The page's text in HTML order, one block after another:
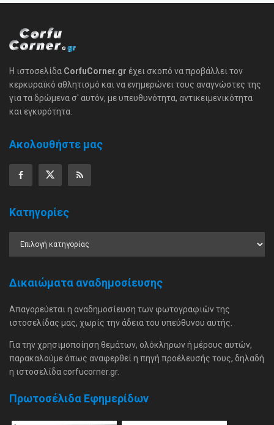
Η ιστοσελίδα CorfuCorner.gr έχει σκοπό να προβάλλει τον
κερκυραϊκό αθλητισμό και να ενημερώνει τους αναγνώστες της
για τα δρώμενα σ' αυτόν, με υπευθυνότητα, αντικειμενικότητα
και εγκυρότητα.
Ακολουθήστε μας
Κατηγορίες
Δικαιώματα αναδημοσίευσης
Απαγορεύεται η αναδημοσίευση των φωτογραφιών της
ιστοσελίδας μας, χωρίς την άδεια του υπεύθυνου αυτής.
Για την χρησιμοποίηση θεμάτων, ολόκληρων ή μέρους αυτών,
παρακαλούμε όπως αναφερθεί η πηγή προέλευσής τους, δηλαδή
η ιστοσελίδα corfucorner.gr.
Πρωτοσέλιδα Εφημερίδων